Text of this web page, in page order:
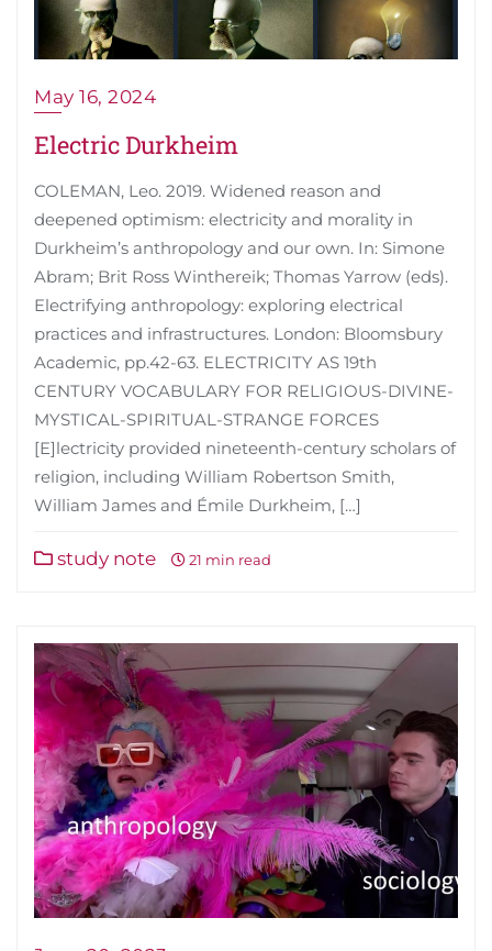
May 16, 2024
Electric Durkheim
COLEMAN, Leo. 2019. Widened reason and
deepened optimism: electricity and morality in
Durkheim’s anthropology and our own. In: Simone
Abram; Brit Ross Winthereik; Thomas Yarrow (eds).
Electrifying anthropology: exploring electrical
practices and infrastructures. London: Bloomsbury
Academic, pp.42-63. ELECTRICITY AS 19th
CENTURY VOCABULARY FOR RELIGIOUS-DIVINE-
MYSTICAL-SPIRITUAL-STRANGE FORCES
[E]lectricity provided nineteenth-century scholars of
religion, including William Robertson Smith,
William James and Émile Durkheim, […]
study note 21 min read